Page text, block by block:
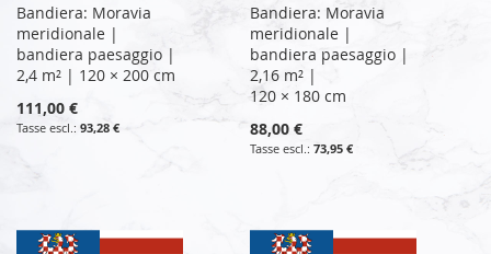
Bandiera: Moravia
meridionale |
bandiera paesaggio |
2,4 m² | 120 × 200 cm
111,00 €
93,28 €
Bandiera: Moravia
meridionale |
bandiera paesaggio |
2,16 m² |
120 × 180 cm
88,00 €
73,95 €